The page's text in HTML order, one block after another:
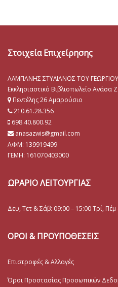
Στοιχεία Επιχείρησης
ΑΛΜΠΑΝΗΣ ΣΤΥΛΙΑΝΟΣ ΤΟΥ ΓΕΩΡΓΙΟΥ
Εκκλησιαστικό Βιβλιοπωλείο Ανάσα
Πεντέλης 26 Αμαρούσιο
210.61.28.356
698.40.800.92
anasazwis@gmail.com
ΑΦΜ: 139919499
ΓΕΜΗ: 161070403000
ΩΡΑΡΙΟ ΛΕΙΤΟΥΡΓΙΑΣ
Δευ, Τετ & Σάβ: 09:00 – 15:00 Τρί,
ΟΡΟΙ & ΠΡΟΥΠΟΘΕΣΕΙΣ
Επιστροφές & Αλλαγές
Όροι Προστασίας Προσωπικών